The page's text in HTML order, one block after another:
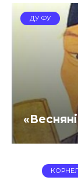
ДУ ФУ